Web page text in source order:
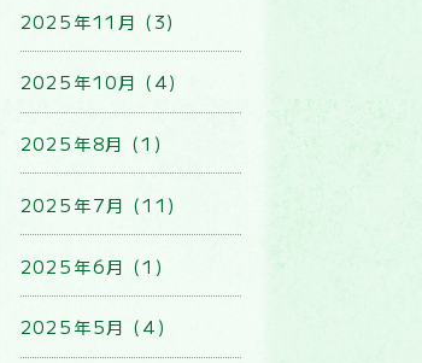
2025年11月 (3)
2025年10月 (4)
2025年8月 (1)
2025年7月 (11)
2025年6月 (1)
2025年5月 (4)